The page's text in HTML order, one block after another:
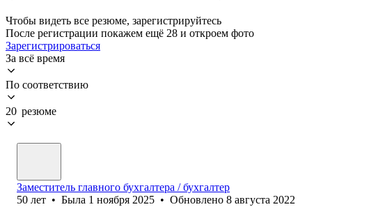
Чтобы видеть все резюме, зарегистрируйтесь
После регистрации покажем ещё 28 и откроем фото
Зарегистрироваться
За всё время
По соответствию
20 резюме
Заместитель главного бухгалтера / бухгалтер
50 лет • Была 1 ноября 2025 • Обновлено 8 августа 2022